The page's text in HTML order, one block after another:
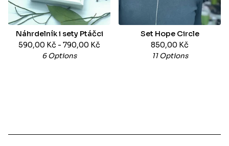
Náhrdelník i sety Ptáčci
590,00 Kč - 790,00 Kč
6 Options
Set Hope Circle
850,00 Kč
11 Options